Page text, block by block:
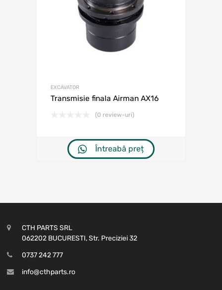
EXCAVATOR
Transmisie finala Airman AX16
(0 review-uri)
Întreabă preț
CTH PARTS SRL
062202 BUCURESTI, Str. Preciziei 32
0737 242 777
info@cthparts.ro